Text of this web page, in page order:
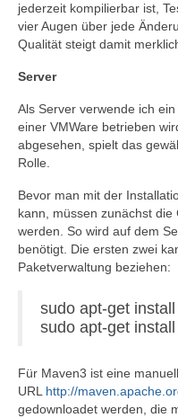
jederzeit kompilierbar ist,
vier Augen über jede
Qualität steigt damit
Server
Als Server verwende ich
einer VMWare betrieben
abgesehen, spielt das
Rolle.
Bevor man mit der
kann, müssen zunächst
werden. So wird auf dem
benötigt. Die ersten zwei
Paketverwaltung beziehen:
sudo apt-get
sudo apt-get
Für Maven3 ist eine
URL http://
gedownloadet werden, die